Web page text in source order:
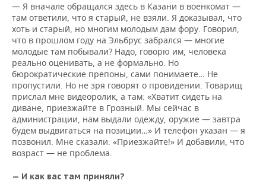
— Я вначале обращался здесь в Казани в военкомат —
там ответили, что я старый, не взяли. Я доказывал, что
хоть и старый, но многим молодым дам фору. Говорил,
что в прошлом году на Эльбрус забрался — многие
молодые там побывали? Надо, говорю им, человека
реально оценивать, а не формально. Но
бюрократические препоны, сами понимаете… Не
пропустили. Но не зря говорят о провидении. Товарищ
прислал мне видеоролик, а там: «Хватит сидеть на
диване, приезжайте в Грозный. Мы сейчас в
администрации, нам выдали одежду, оружие — завтра
будем выдвигаться на позиции…» И телефон указан — я
позвонил. Мне сказали: «Приезжайте!» И добавили, что
возраст — не проблема.
— И как вас там приняли?